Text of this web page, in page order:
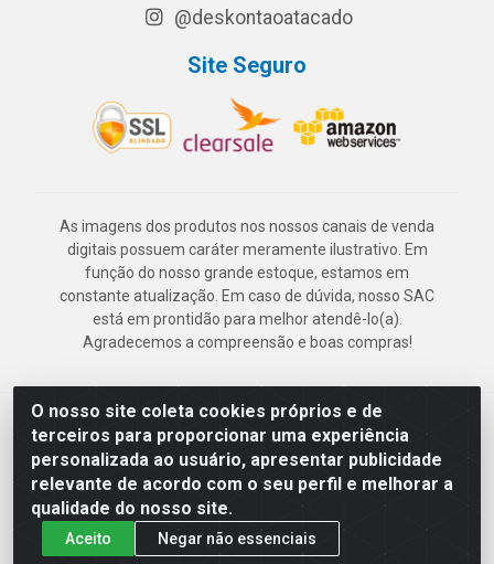
O nosso site coleta cookies próprios e de
terceiros para proporcionar uma experiência
personalizada ao usuário, apresentar publicidade
relevante de acordo com o seu perfil e melhorar a
qualidade do nosso site.
Aceito Negar não essenciais
@deskontaoatacado
Site Seguro
As imagens dos produtos nos nossos canais de venda
digitais possuem caráter meramente ilustrativo. Em
função do nosso grande estoque, estamos em
constante atualização. Em caso de dúvida, nosso SAC
está em prontidão para melhor atendê-lo(a).
Agradecemos a compreensão e boas compras!
Deskontão Atacado - Av. Marechal Mascarenhas de Morais, 2471 -
Imbiribeira - Recife/PE - CEP 51.150-001 - CNPJ 24.150.377/0003-
57